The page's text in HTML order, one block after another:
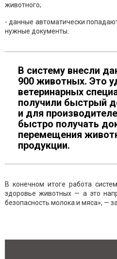
животного;
- данные автоматически
нужные документы.
В систему внесли
900 животных. Это
ветеринарных
получили быстрый
и для
быстро получать
перемещения
продукции.
В конечном итоге работа
здоровье животных — а это
безопасность молока и мяса», —